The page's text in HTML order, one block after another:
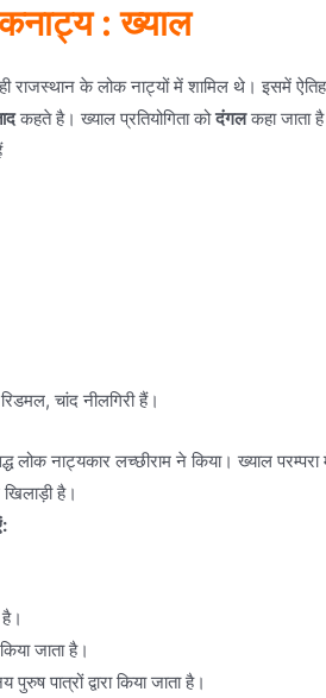
: ख्याल
राजस्थान के लोक नाट्यों में शामिल थे। इसमें
कहते है। ख्याल प्रतियोगिता कोदंगलकहा जाता
चांद नीलगिरी हैं।
लोक नाट्यकार लच्छीराम ने किया। ख्याल
है।
जाता है।
पात्रों द्वारा किया जाता है।